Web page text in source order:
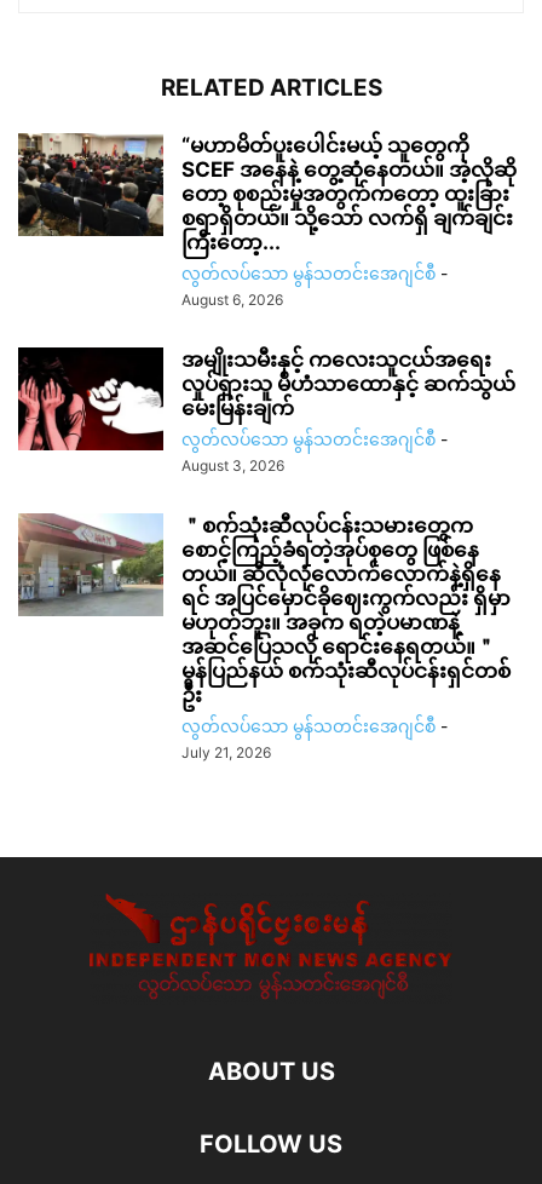
RELATED ARTICLES
“မဟာမိတ်ပူးပေါင်းမယ့် သူတွေကို
SCEF အနေနဲ့ တွေ့ဆုံနေတယ်။ အဲ့လိုဆို
တော့ စုစည်းမှုအတွက်ကတော့ ထူးခြား
စရာရှိတယ်။ သို့သော် လက်ရှိ ချက်ချင်း
ကြီးတော့...
လွတ်လပ်သော မွန်သတင်းအေဂျင်စီ -
August 6, 2026
အမျိုးသမီးနှင့် ကလေးသူငယ်အရေး
လှုပ်ရှားသူ မိဟံသာထောနှင့် ဆက်သွယ်
မေးမြန်းချက်
လွတ်လပ်သော မွန်သတင်းအေဂျင်စီ -
August 3, 2026
＂စက်သုံးဆီလုပ်ငန်းသမားတွေက
စောင့်ကြည့်ခံရတဲ့အုပ်စုတွေ ဖြစ်နေ
တယ်။ ဆီလုံလုံလောက်လောက်နဲ့ရှိနေ
ရင် အပြင်မှောင်ခိုဈေးကွက်လည်း ရှိမှာ
မဟုတ်ဘူး။ အခုက ရတဲ့ပမာဏနဲ့
အဆင်ပြေသလို ရောင်းနေရတယ်။＂
မွန်ပြည်နယ် စက်သုံးဆီလုပ်ငန်းရှင်တစ်
ဦး
လွတ်လပ်သော မွန်သတင်းအေဂျင်စီ -
July 21, 2026
ABOUT US
FOLLOW US